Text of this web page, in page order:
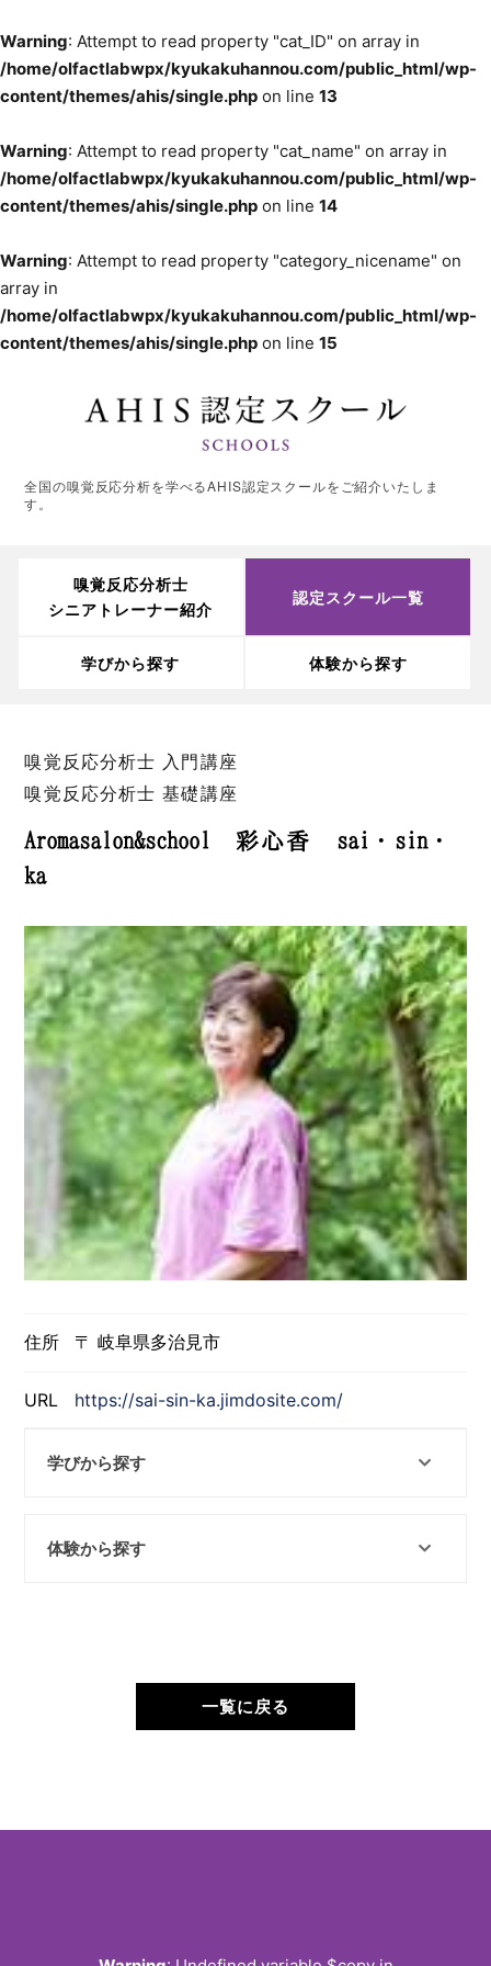
Warning: Attempt to read property "cat_ID" on array in
/home/olfactlabwpx/kyukakuhannou.com/public_html/wp-
content/themes/ahis/single.php on line 13
Warning: Attempt to read property "cat_name" on array in
/home/olfactlabwpx/kyukakuhannou.com/public_html/wp-
content/themes/ahis/single.php on line 14
Warning: Attempt to read property "category_nicename" on
array in
/home/olfactlabwpx/kyukakuhannou.com/public_html/wp-
content/themes/ahis/single.php on line 15
全国の嗅覚反応分析を学べるAHIS認定スクールをご紹介いたしま
す。
嗅覚反応分析士
シニアトレーナー紹介
認定スクール一覧
学びから探す 体験から探す
嗅覚反応分析士 入門講座
嗅覚反応分析士 基礎講座
Aromasalon&school 彩心香 sai・sin・
ka
住所 〒 岐阜県多治見市
URL https://sai-sin-ka.jimdosite.com/
学びから探す
体験から探す
一覧に戻る